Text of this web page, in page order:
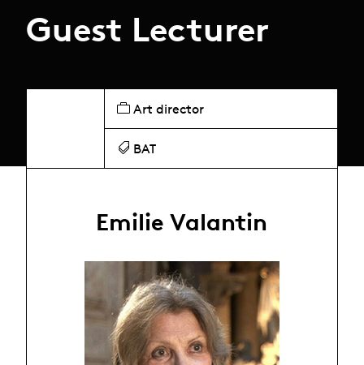
Guest Lecturer
Art director
BAT
Emilie Valantin